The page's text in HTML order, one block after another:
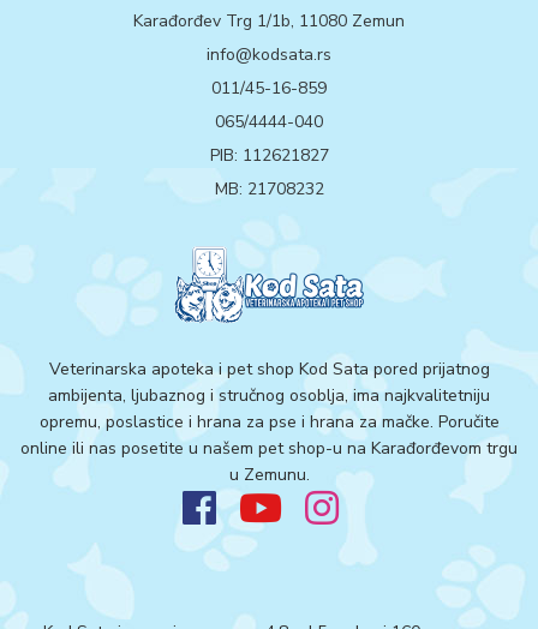
Karađorđev Trg 1/1b, 11080 Zemun
info@kodsata.rs
011/45-16-859
065/4444-040
PIB: 112621827
MB: 21708232
Veterinarska apoteka i pet shop Kod Sata pored prijatnog
ambijenta, ljubaznog i stručnog osoblja, ima najkvalitetniju
opremu, poslastice i hrana za pse i hrana za mačke. Poručite
online ili nas posetite u našem pet shop-u na Karađorđevom trgu
u Zemunu.